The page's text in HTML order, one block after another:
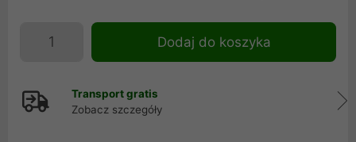
Dodaj do koszyka
Transport gratis
Zobacz szczegóły